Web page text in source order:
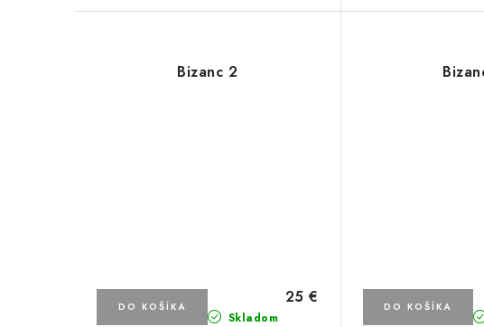
Bizanc 2
Skladom
25 €
DO KOŠÍKA DO KOŠÍKA